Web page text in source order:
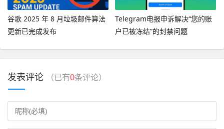
谷歌 2025 年 8 月垃圾邮件算法
更新已完成发布
Telegram电报申诉解决“您的账
户已被冻结”的封禁问题
发表评论 （已有0条评论）